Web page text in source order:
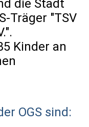
die Stadt
Träger "TSV
Kinder an
OGS sind: